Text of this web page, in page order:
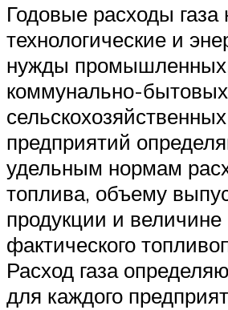
Годовые расходы газа
технологические и
нужды
коммунально-
сельскохозяйственных
предприятий
удельным нормам
топлива, объему
продук­ции и величине
фактического
Расход газа
для каждого